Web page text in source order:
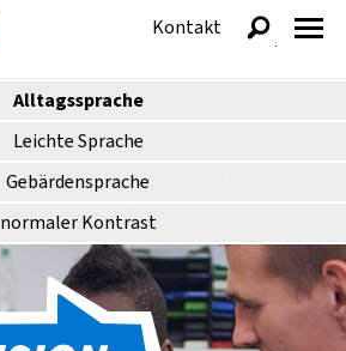
Alltagssprache
Leichte Sprache
Gebärdensprache
normalerKontrast
Kontakt
anzeigen